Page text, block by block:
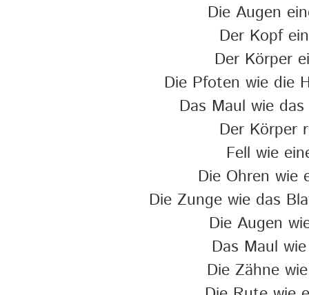
Die Augen
Der Kopf
Der Körper
Die Pfoten wie die
Das Maul wie
Der Körper
Fell wie
Die Ohren wie
Die Zunge wie das
Die Augen
Das Maul
Die Zähne